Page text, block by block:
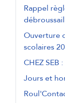
Rappel
Ouverture
scolaires
CHEZ
Jours et